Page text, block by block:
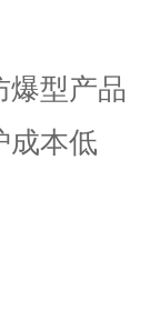
爆型产品
成本低